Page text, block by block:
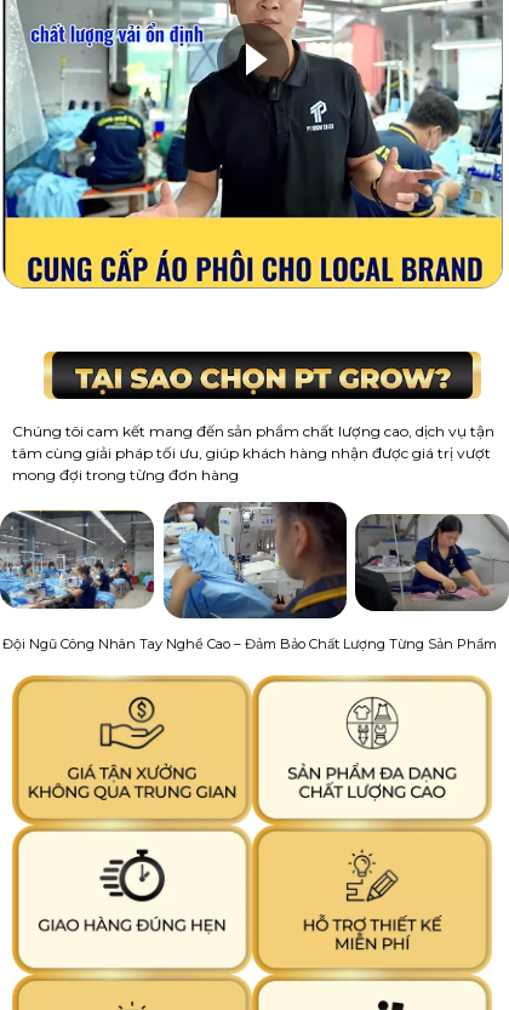
Chúng tôi cam kết mang đến sản phẩm chất lượng cao, dịch vụ tận
tâm cùng giải pháp tối ưu, giúp khách hàng nhận được giá trị vượt
mong đợi trong từng đơn hàng
Đội Ngũ Công Nhân Tay Nghề Cao – Đảm Bảo Chất Lượng Từng Sản Phẩm